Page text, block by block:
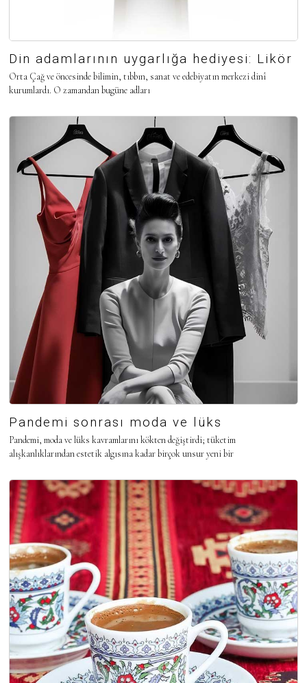
Din adamlarının uygarlığa hediyesi: Likör
Orta Çağ ve öncesinde bilimin, tıbbın, sanat ve edebiyatın merkezi dinî
kurumlardı. O zamandan bugüne adları
Pandemi sonrası moda ve lüks
Pandemi, moda ve lüks kavramlarını kökten değiştirdi; tüketim
alışkanlıklarından estetik algısına kadar birçok unsur yeni bir